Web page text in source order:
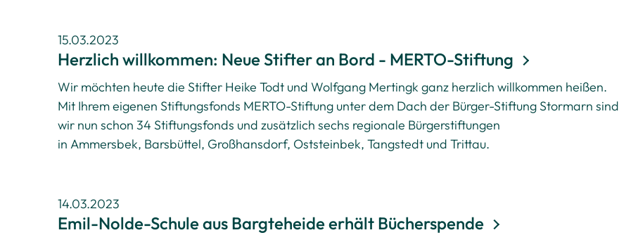
15.03.2023
Herzlich willkommen: Neue Stifter an Bord - MERTO-Stiftung
Wir möchten heute die Stifter Heike Todt und Wolfgang Mertingk ganz herzlich willkommen heißen.
Mit Ihrem eigenen Stiftungsfonds MERTO-Stiftung unter dem Dach der Bürger-Stiftung Stormarn sind
wir nun schon 34 Stiftungsfonds und zusätzlich sechs regionale Bürgerstiftungen
in Ammersbek, Barsbüttel, Großhansdorf, Oststeinbek, Tangstedt und Trittau.
14.03.2023
Emil-Nolde-Schule aus Bargteheide erhält Bücherspende